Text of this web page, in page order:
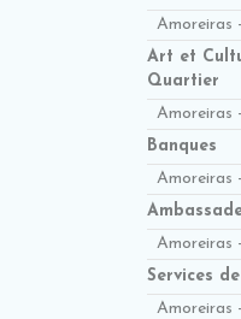
Amoreiras
Art et
Quartier
Amoreiras
Banques
Amoreiras
Amoreiras
Services
Amoreiras